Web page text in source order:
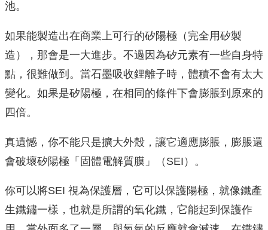
池。
如果能製造出在商業上可行的矽陽極（完全用矽製
造），那會是一大進步。不過因為矽元素有一些自身特
點，很難做到。當石墨吸收鋰離子時，體積不會有太大
變化。如果是矽陽極，在相同的條件下會膨脹到原來的
四倍。
真遺憾，你不能只是擴大外殼，讓它適應膨脹，膨脹還
會破壞矽陽極「固體電解質膜」（SEI）。
你可以將SEI 視為保護層，它可以保護陽極，就像鐵產
生鐵鏽一樣，也就是所謂的氧化鐵，它能起到保護作